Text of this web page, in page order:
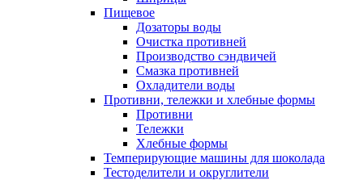
Пищевое
Дозаторы воды
Очистка противней
Производство сэндвичей
Смазка противней
Охладители воды
Противни, тележки и хлебные формы
Противни
Тележки
Хлебные формы
Темперирующие машины для шоколада
Тестоделители и округлители